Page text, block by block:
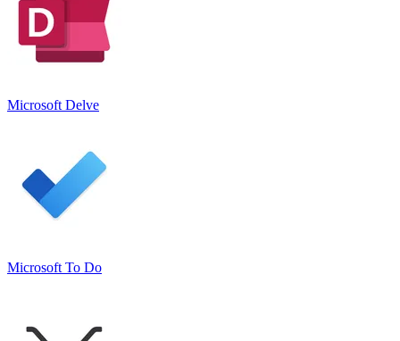
Microsoft Delve
Microsoft To Do